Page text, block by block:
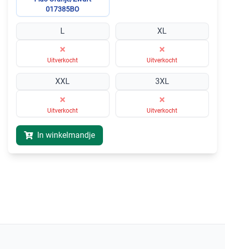
017385BO
L
×
Uitverkocht
XL
×
Uitverkocht
XXL
×
Uitverkocht
3XL
×
Uitverkocht
In winkelmandje